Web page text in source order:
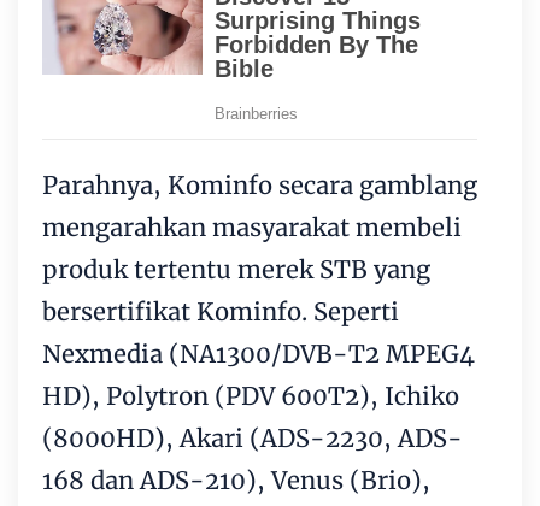
Parahnya, Kominfo secara gamblang
mengarahkan masyarakat membeli
produk tertentu merek STB yang
bersertifikat Kominfo. Seperti
Nexmedia (NA1300/DVB-T2 MPEG4
HD), Polytron (PDV 600T2), Ichiko
(8000HD), Akari (ADS-2230, ADS-
168 dan ADS-210), Venus (Brio),